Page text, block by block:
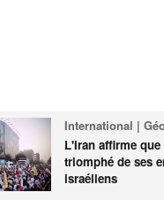
International |
L'Iran affirme
triomphé de ses
israéliens